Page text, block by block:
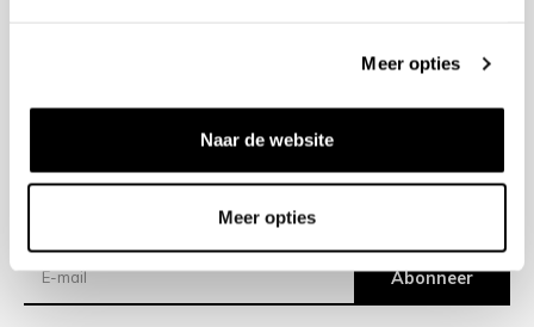
Meer opties
Naar de website
Meer opties
Verzending
Abonneer